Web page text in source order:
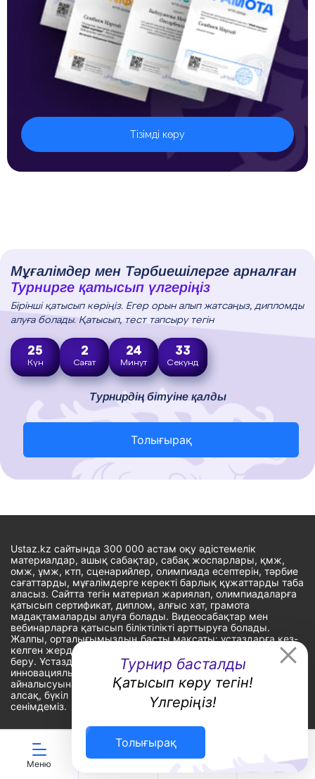
Турнир басталды
Қатысып көру тегін!
Үлгеріңіз!
Толығырақ
Тізімді көру
Мұғалімдер мен Тәрбиешілерге арналған
Турнирге қатысып үлгеріңіз
Бірінші қатысып көріңіз. Егер орын алып жатсаңыз, дипломды
алуға болады. Қатысып, тест тапсыру тегін
25
Күн
2
Сағат
24
Минут
32
Секунд
Турнирдің бітуіне қалды
Толығырақ
Меню Дайын ҚМЖ
Ustaz.kz сайтында 300 000 астам оқу әдістемелік
материалдар, ашық сабақтар, сабақ жоспарлары, қмж,
омж, ұмж, ктп, сценарийлер, олимпиада есептерін, тәрбие
сағаттарды, мұғалімдерге керекті барлық құжаттарды таба
аласыз. Сайтта тегін материал жариялап, олимпиадаларға
қатысып сертификат, диплом, алғыс хат, грамота
мадақтамаларды алуға болады. Видеосабақтар мен
вебинарларға қатысып біліктілікті арттыруға болады.
Жалпы, орталығымыздың басты мақсаты: ұстаздарға кез-
келген жерде, кез-келген уақытта білім алуына мүмкіндік
беру. Ұстаздардың барлық өзекті мәселелеріне
инновациялық шешім тауып, шығармашылық жұмыспен
айналысуына уақыт сыйлау. «Ұстаздарға сапалы білім бере
алсақ, бүкіл Қазақ еліне білім бере аламыз» - деген
сенімдеміз.
Сайт Peaksoft веб-студиясында жасалған - Peaksoft.kz